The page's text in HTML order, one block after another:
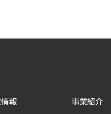
報 事業紹介